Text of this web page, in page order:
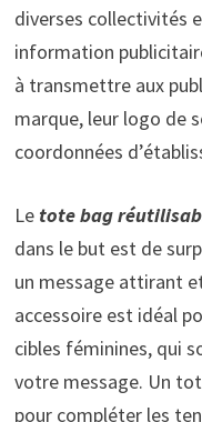
diverses collectivités
information
à transmettre aux
marque, leur logo de
coordonnées
Le tote bag
dans le but est de
un message attirant
accessoire est idéal
cibles féminines, qui
votre message. Un
pour compléter les